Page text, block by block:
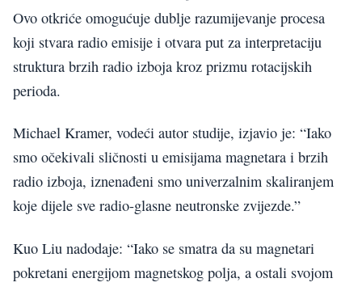
Ovo otkriće omogućuje dublje razumijevanje procesa
koji stvara radio emisije i otvara put za interpretaciju
struktura brzih radio izboja kroz prizmu rotacijskih
perioda.
Michael Kramer, vodeći autor studije, izjavio je: “Iako
smo očekivali sličnosti u emisijama magnetara i brzih
radio izboja, iznenađeni smo univerzalnim skaliranjem
koje dijele sve radio-glasne neutronske zvijezde.”
Kuo Liu nadodaje: “Iako se smatra da su magnetari
pokretani energijom magnetskog polja, a ostali svojom